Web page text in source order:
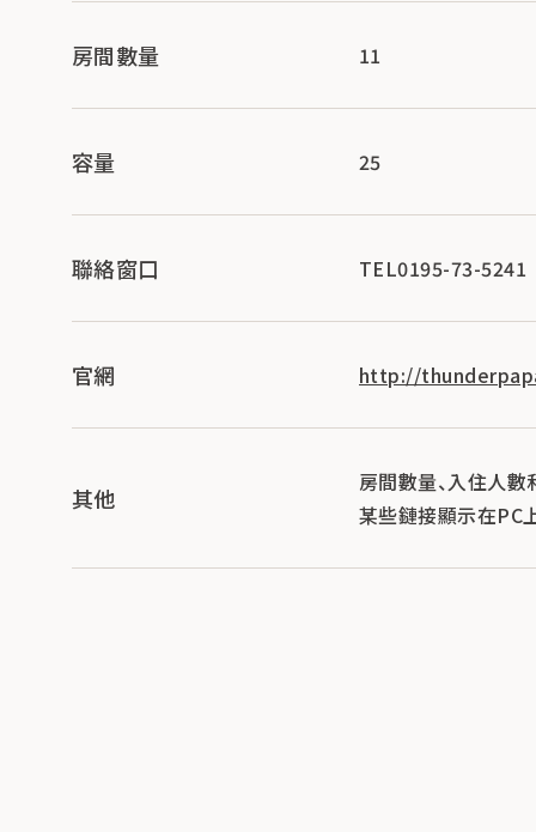
房間數量 11
容量 25
聯絡窗口 TEL0195-73-5241
官網 http://
其他
房間數量、入住人
某些鏈接顯示在PC